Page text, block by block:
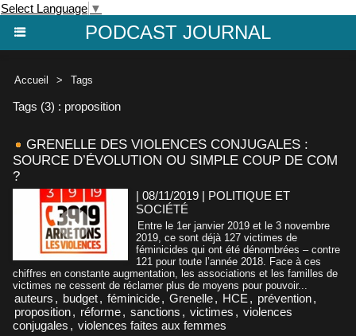
Select Language ▼
PODCAST JOURNAL
Accueil > Tags
Tags (3) : proposition
GRENELLE DES VIOLENCES CONJUGALES :
SOURCE D’ÉVOLUTION OU SIMPLE COUP DE COM
?
| 08/11/2019 | POLITIQUE ET
SOCIÉTÉ
Entre le 1er janvier 2019 et le 3 novembre
2019, ce sont déjà 127 victimes de
féminicides qui ont été dénombrées – contre
121 pour toute l’année 2018. Face à ces
chiffres en constante augmentation, les associations et les familles de
victimes ne cessent de réclamer plus de moyens pour pouvoir...
auteurs , budget, féminicide, Grenelle, HCE , prévention,
proposition, réforme, sanctions , victimes , violences
conjugales , violences faites aux femmes